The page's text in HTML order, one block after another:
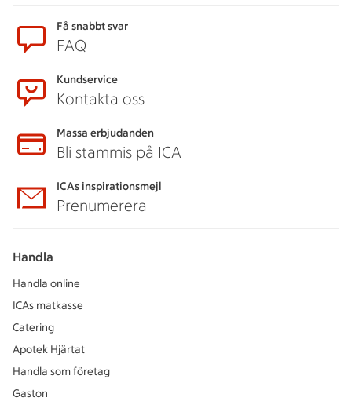
Få snabbt svar
FAQ
Kundservice
Kontakta oss
Massa erbjudanden
Bli stammis på ICA
ICAs inspirationsmejl
Prenumerera
Handla
Handla online
ICAs matkasse
Catering
Apotek Hjärtat
Handla som företag
Gaston